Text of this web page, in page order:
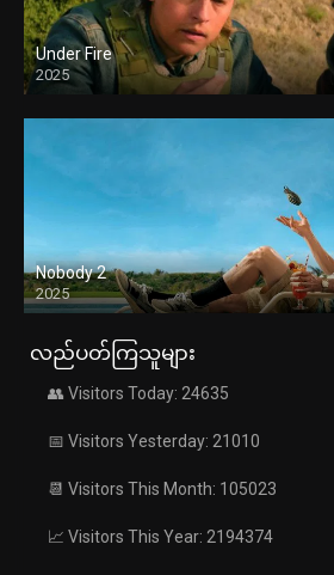
Under Fire
2025
Nobody 2
2025
လည်ပတ်ကြသူများ
👥 Visitors Today: 24635
📅 Visitors Yesterday: 21010
📆 Visitors This Month: 105023
📈 Visitors This Year: 2194374